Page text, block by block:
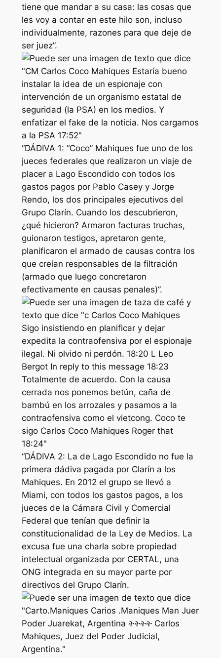
tiene que mandar a su casa: las cosas que
les voy a contar en este hilo son, incluso
individualmente, razones para que deje de
ser juez”.
“DÁDIVA 1: “Coco” Mahiques fue uno de los
jueces federales que realizaron un viaje de
placer a Lago Escondido con todos los
gastos pagos por Pablo Casey y Jorge
Rendo, los dos principales ejecutivos del
Grupo Clarín. Cuando los descubrieron,
¿qué hicieron? Armaron facturas truchas,
guionaron testigos, apretaron gente,
planificaron el armado de causas contra los
que creían responsables de la filtración
(armado que luego concretaron
efectivamente en causas penales)”.
“DÁDIVA 2: La de Lago Escondido no fue la
primera dádiva pagada por Clarín a los
Mahiques. En 2012 el grupo se llevó a
Miami, con todos los gastos pagos, a los
jueces de la Cámara Civil y Comercial
Federal que tenían que definir la
constitucionalidad de la Ley de Medios. La
excusa fue una charla sobre propiedad
intelectual organizada por CERTAL, una
ONG integrada en su mayor parte por
directivos del Grupo Clarín.